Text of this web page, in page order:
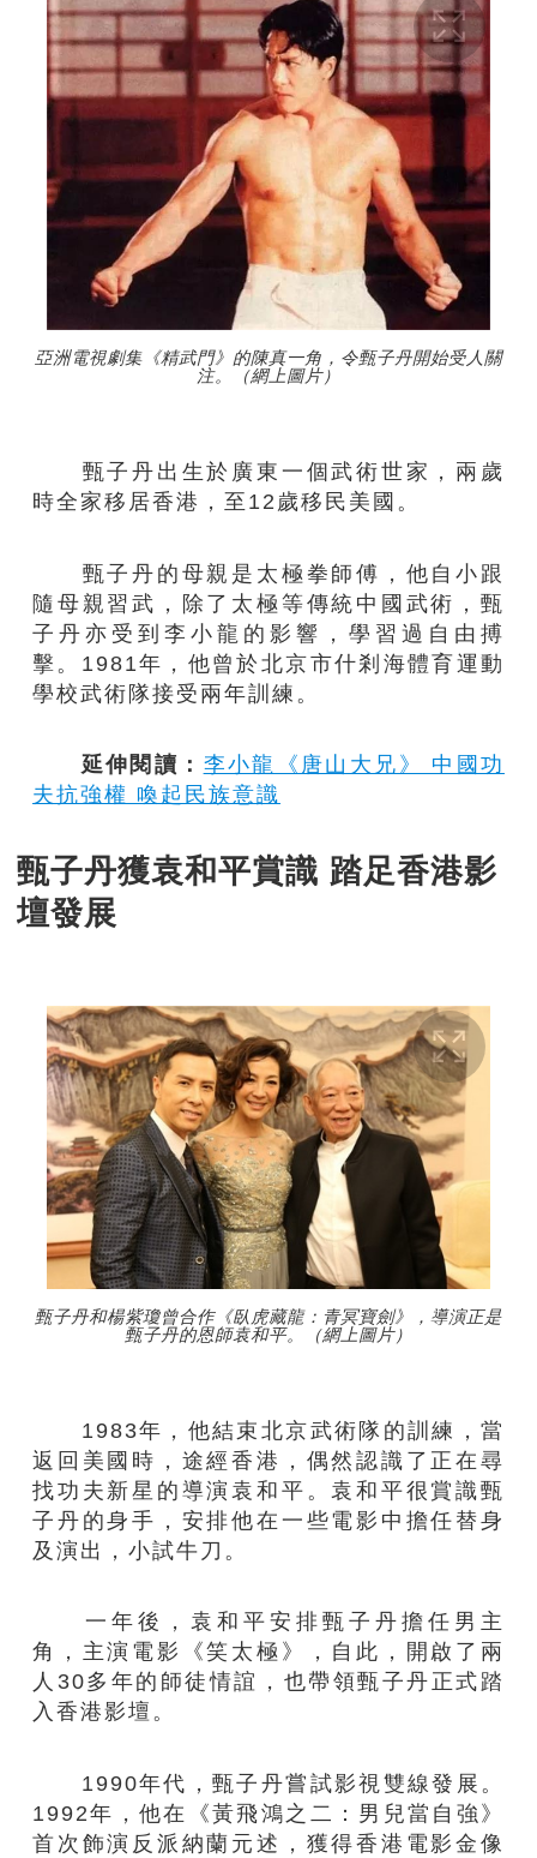
亞洲電視劇集《精武門》的陳真一角，令甄子丹開始受人關
注。（網上圖片）
甄子丹出生於廣東一個武術世家，兩歲
時全家移居香港，至12歲移民美國。
甄子丹的母親是太極拳師傅，他自小跟
隨母親習武，除了太極等傳統中國武術，甄
子丹亦受到李小龍的影響，學習過自由搏
擊。1981年，他曾於北京市什剎海體育運動
學校武術隊接受兩年訓練。
延伸閱讀： 李小龍《唐山大兄》 中國功
夫抗強權 喚起民族意識
甄子丹獲袁和平賞識 踏足香港影
壇發展
甄子丹和楊紫瓊曾合作《臥虎藏龍：青冥寶劍》，導演正是
甄子丹的恩師袁和平。（網上圖片）
1983年，他結束北京武術隊的訓練，當
返回美國時，途經香港，偶然認識了正在尋
找功夫新星的導演袁和平。袁和平很賞識甄
子丹的身手，安排他在一些電影中擔任替身
及演出，小試牛刀。
一年後，袁和平安排甄子丹擔任男主
角，主演電影《笑太極》，自此，開啟了兩
人30多年的師徒情誼，也帶領甄子丹正式踏
入香港影壇。
1990年代，甄子丹嘗試影視雙線發展。
1992年，他在《黃飛鴻之二：男兒當自強》
首次飾演反派納蘭元述，獲得香港電影金像